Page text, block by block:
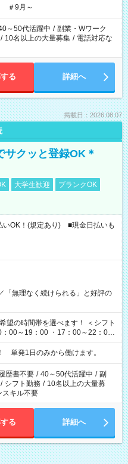
＃9月～
～50代活躍中 / 副業・Wワーク
/ 10名以上の大量募集 / 電話対応な
る 詳細へ
掲載日：2026.08.07
サクッと登録OK＊
大学生歓迎
ブランクOK
OK！(規定あり) ■現金日払いも
「無理なく続けられる」と好評の
00～19：00 ・17：00～22：00
～翌6：00 など
単発1日のみから働けます。
歴書不要 / 40～50代活躍中 / 副
/ シフト勤務 / 10名以上の大量募
スキル不要
る 詳細へ